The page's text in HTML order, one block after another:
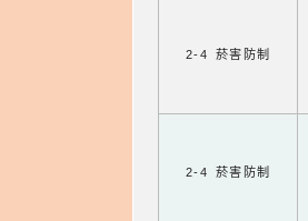
2-4 菸害防制
2-4 菸害防制